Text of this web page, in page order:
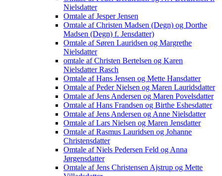
Nielsdatter
Omtale af Jesper Jensen
Omtale af Christen Madsen (Degn) og Dorthe
Madsen (Degn) f. Jensdatter)
Omtale af Søren Lauridsen og Margrethe
Nielsdatter
omtale af Christen Bertelsen og Karen
Nielsdatter Rasch
Omtale af Hans Jensen og Mette Hansdatter
Omtale af Peder Nielsen og Maren Lauridsdatter
Omtale af Jens Andersen og Maren Povelsdatter
Omtale af Hans Frandsen og Birthe Eshesdatter
Omtale af Jens Andersen og Anne Nielsdatter
Omtale af Lars Nielsen og Maren Jensdatter
Omtale af Rasmus Lauridsen og Johanne
Christensdatter
Omtale af Niels Pedersen Feld og Anna
Jørgensdatter
Omtale af Jens Christensen Ajstrup og Mette